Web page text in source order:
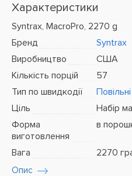
Характеристики
Syntrax, MacroPro, 2270 g
Бренд
Syntrax
Виробництво
США
Кількість порцій
57
Тип по швидкодії
Ціль
Набір
Форма
виготовлення
в
Вага 2270
Опис